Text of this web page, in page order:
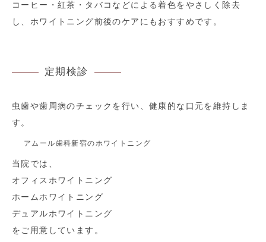
コーヒー・紅茶・タバコなどによる着色をやさしく除去
し、ホワイトニング前後のケアにもおすすめです。
定期検診
虫歯や歯周病のチェックを行い、健康的な口元を維持しま
す。
アムール歯科新宿のホワイトニング
当院では、
オフィスホワイトニング
ホームホワイトニング
デュアルホワイトニング
をご用意しています。